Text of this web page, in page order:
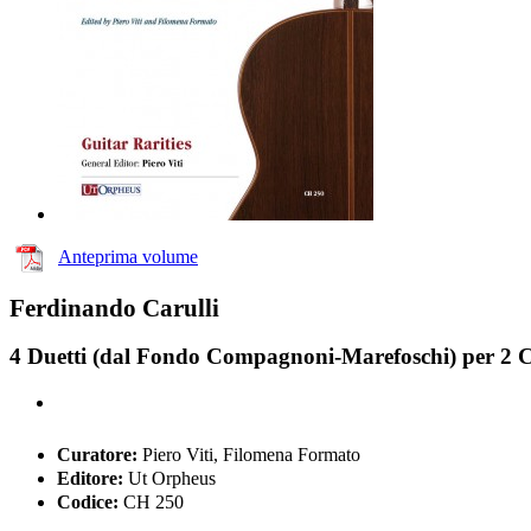
Anteprima volume
Ferdinando Carulli
4 Duetti (dal Fondo Compagnoni-Marefoschi) per 2
Curatore: Piero Viti, Filomena Formato
Editore: Ut Orpheus
Codice: CH 250